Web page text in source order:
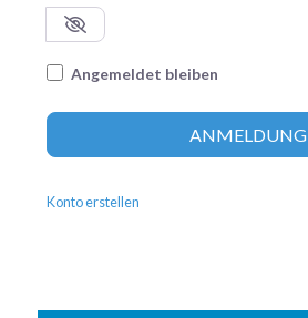
Angemeldet bleiben
ANMELDUNG
Konto erstellen